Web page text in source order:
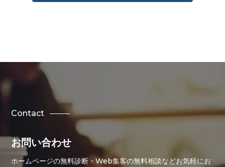
Contact
お問い合わせ
ホームページの無料診断・Web集客の無料相談などお気軽にお